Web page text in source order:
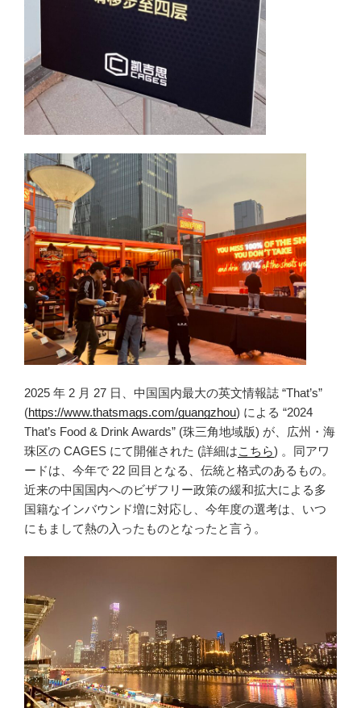
2025 年 2 月 27 日、中国国内最大の英文情報誌 “That’s”
(https://www.thatsmags.com/guangzhou) による “2024
That’s Food & Drink Awards” (珠三角地域版) が、広州・海
珠区の CAGES にて開催された (詳細はこちら) 。同アワ
ードは、今年で 22 回目となる、伝統と格式のあるもの。
近来の中国国内へのビザフリー政策の緩和拡大による多
国籍なインバウンド増に対応し、今年度の選考は、いつ
にもまして熱の入ったものとなったと言う。